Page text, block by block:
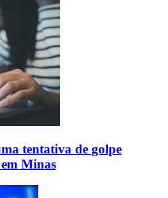
tentativa de golpe
Minas